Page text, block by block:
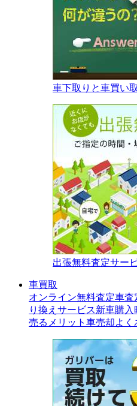
車下取りと車買い
出張無料査定サー
車買取
オンライン無料査定車査
り換えサービス新車購入
売るメリット 車売却よく